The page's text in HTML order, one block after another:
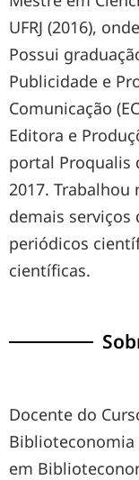
UFRJ (2016),
Possui
Publicidade e
Comunicação
Editora e
portal Proqualis
2017. Trabalhou
demais
periódicos
científicas.
Docente do
Biblioteconomia
em